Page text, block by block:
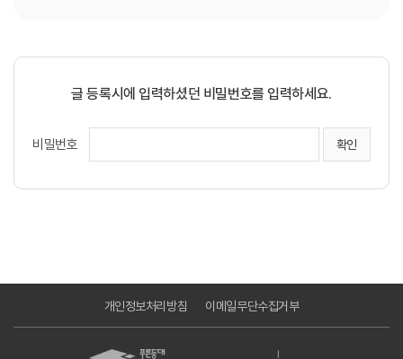
글 등록시에 입력하셨던 비밀번호를 입력하세요.
비밀번호
개인정보처리방침 이메일무단수집거부